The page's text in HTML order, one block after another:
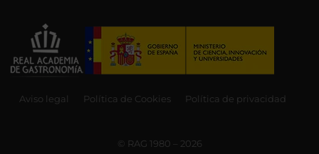
Aviso legal Política de Cookies Política de privacidad
© RAG 1980 – 2026